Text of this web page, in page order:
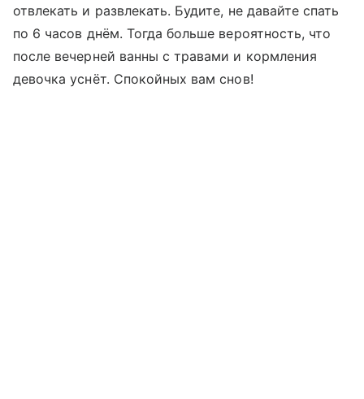
отвлекать и развлекать. Будите, не давайте спать
по 6 часов днём. Тогда больше вероятность, что
после вечерней ванны с травами и кормления
девочка уснёт. Спокойных вам снов!